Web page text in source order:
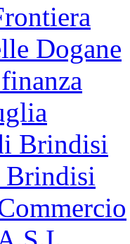
Dogane
Brindisi
Brindisi